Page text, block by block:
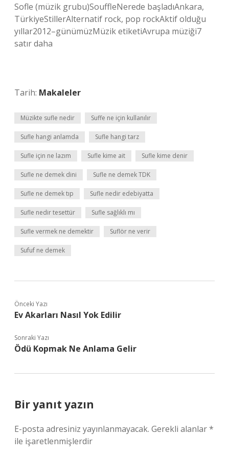
Sofle (müzik grubu)SouffleNerede başladıAnkara,
TürkiyeStillerAlternatif rock, pop rockAktif olduğu
yıllar2012–günümüzMüzik etiketiAvrupa müziği7
satır daha
Tarih: Makaleler
Müzikte sufle nedir Suffe ne için kullanılır
Sufle hangi anlamda Sufle hangi tarz
Sufle için ne lazım Sufle kime ait Sufle kime denir
Sufle ne demek dini Sufle ne demek TDK
Sufle ne demek tıp Sufle nedir edebiyatta
Sufle nedir tesettür Sufle sağlıklı mı
Sufle vermek ne demektir Suflör ne verir
Sufuf ne demek
Önceki Yazı
Ev Akarları Nasıl Yok Edilir
Sonraki Yazı
Ödü Kopmak Ne Anlama Gelir
Bir yanıt yazın
E-posta adresiniz yayınlanmayacak. Gerekli alanlar*
ile işaretlenmişlerdir